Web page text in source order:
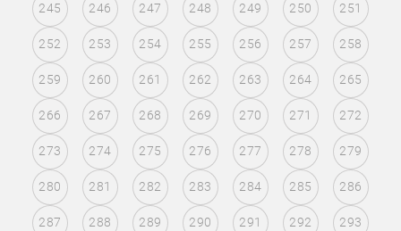
245 246 247 248 249 250 251
252 253 254 255 256 257 258
259 260 261 262 263 264 265
266 267 268 269 270 271 272
273 274 275 276 277 278 279
280 281 282 283 284 285 286
287 288 289 290 291 292 293